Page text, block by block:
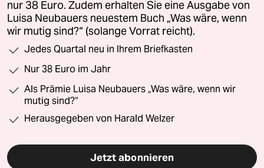
nur 38 Euro. Zudem erhalten Sie eine Ausgabe von
Luisa Neubauers neuestem Buch „Was wäre, wenn
wir mutig sind?“ (solange Vorrat reicht).
Jedes Quartal neu in Ihrem Briefkasten
Nur 38 Euro im Jahr
Als Prämie Luisa Neubauers „Was wäre, wenn wir
mutig sind?“
Herausgegeben von Harald Welzer
Jetzt abonnieren